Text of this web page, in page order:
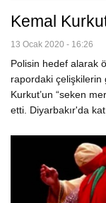
Kemal
13 Ocak 2020 - 16:26
Polisin hedef alarak
rapordaki çelişkilerin
Kurkut’un “seken
etti. Diyarbakır'da